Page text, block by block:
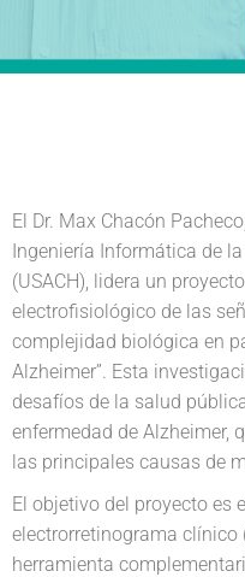
El Dr. Max Chacón
Ingeniería Informática de
(USACH), lidera un
electrofisiológico de las
complejidad biológica en
Alzheimer”. Esta
desafíos de la salud
enfermedad de Alzheimer,
las principales causas de
El objetivo del proyecto es
electrorretinograma clínico
herramienta